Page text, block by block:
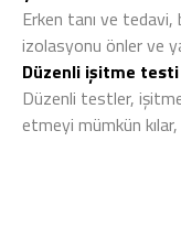
Erken tanı ve tedavi,
izolasyonu önler ve
Düzenli işitme
Düzenli testler,
etmeyi mümkün